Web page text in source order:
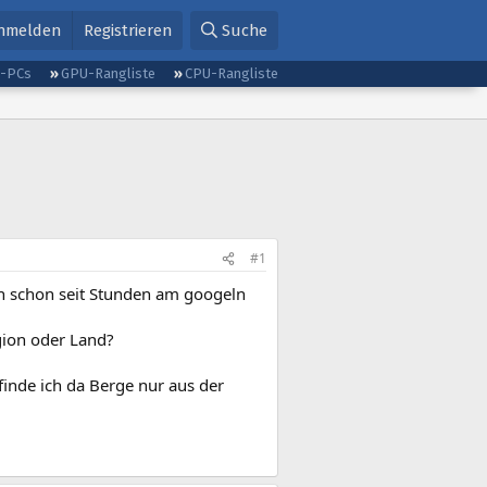
Registrieren Suche
PCs GPU-Rangliste
CPU-Rangliste
#1
seit Stunden am googeln
oder Land?
ich da Berge nur aus der